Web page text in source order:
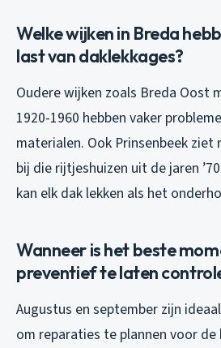
Welke wijken in Breda
last van daklekkages?
Oudere wijken zoals Breda Oost
1920-1960 hebben vaker
materialen. Ook Prinsenbeek
bij die rijtjeshuizen uit de jaren
kan elk dak lekken als het
Wanneer is het beste
preventief te laten
Augustus en september zijn
om reparaties te plannen voor